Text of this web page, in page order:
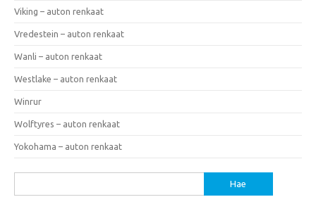
Viking – auton renkaat
Vredestein – auton renkaat
Wanli – auton renkaat
Westlake – auton renkaat
Winrur
Wolftyres – auton renkaat
Yokohama – auton renkaat